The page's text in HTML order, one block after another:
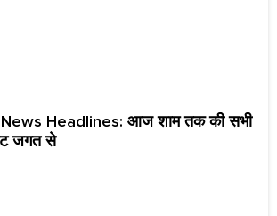
Headlines: आज शाम तक की सभी
जगत से